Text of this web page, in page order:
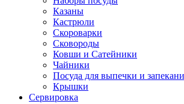
Казаны
Кастрюли
Скороварки
Сковороды
Ковши и Сатейники
Чайники
Посуда для выпечки и
Крышки
Сервировка